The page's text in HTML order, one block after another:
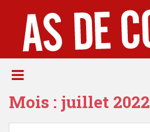
t
Mois : juillet 2022